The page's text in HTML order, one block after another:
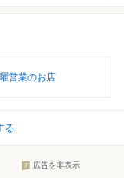
営業のお店
る
広告を非表示